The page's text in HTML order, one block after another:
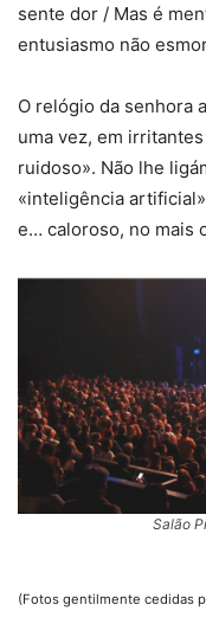
sente dor / Mas é
entusiasmo não
O relógio da senhora
uma vez, em
ruidoso». Não lhe
«inteligência
e… caloroso, no mais
Salão
(Fotos gentilmente cedidas